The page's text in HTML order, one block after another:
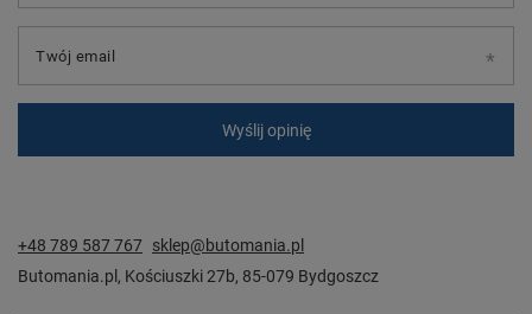
Twój email
Wyślij opinię
+48 789 587 767 sklep@butomania.pl
Butomania.pl , Kościuszki 27b, 85-079 Bydgoszcz